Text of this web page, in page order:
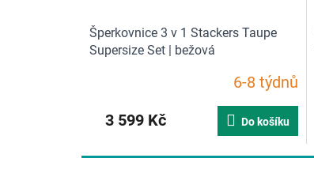
Šperkovnice 3 v 1 Stackers Taupe
Supersize Set | bežová
produktu
z
6-8 týdnů
3 599 Kč
Do košíku